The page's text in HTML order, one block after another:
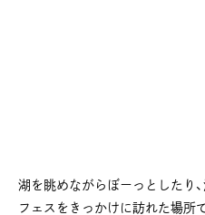
湖を眺めながらぼーっとしたり
フェスをきっかけに訪れた場所